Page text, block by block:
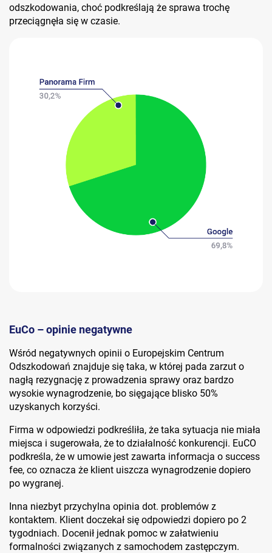
odszkodowania, choć podkreślają że sprawa trochę
przeciągnęła się w czasie.
EuCo – opinie negatywne
Wśród negatywnych opinii o Europejskim Centrum
Odszkodowań znajduje się taka, w której pada zarzut o
nagłą rezygnację z prowadzenia sprawy oraz bardzo
wysokie wynagrodzenie, bo sięgające blisko 50%
uzyskanych korzyści.
Firma w odpowiedzi podkreśliła, że taka sytuacja nie miała
miejsca i sugerowała, że to działalność konkurencji. EuCO
podkreśla, że w umowie jest zawarta informacja o success
fee, co oznacza że klient uiszcza wynagrodzenie dopiero
po wygranej.
Inna niezbyt przychylna opinia dot. problemów z
kontaktem. Klient doczekał się odpowiedzi dopiero po 2
tygodniach. Docenił jednak pomoc w załatwieniu
formalności związanych z samochodem zastępczym.